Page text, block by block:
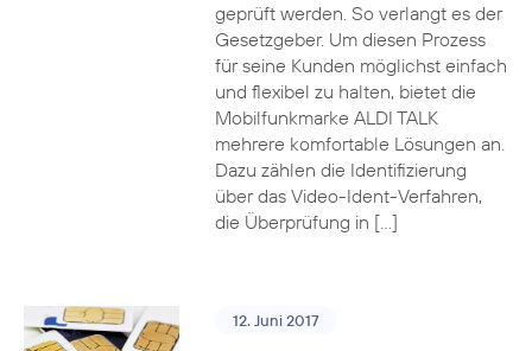
geprüft werden. So verlangt es der
Gesetzgeber. Um diesen Prozess
für seine Kunden möglichst einfach
und flexibel zu halten, bietet die
Mobilfunkmarke ALDI TALK
mehrere komfortable Lösungen an.
Dazu zählen die Identifizierung
über das Video-Ident-Verfahren,
die Überprüfung in […]
12. Juni 2017